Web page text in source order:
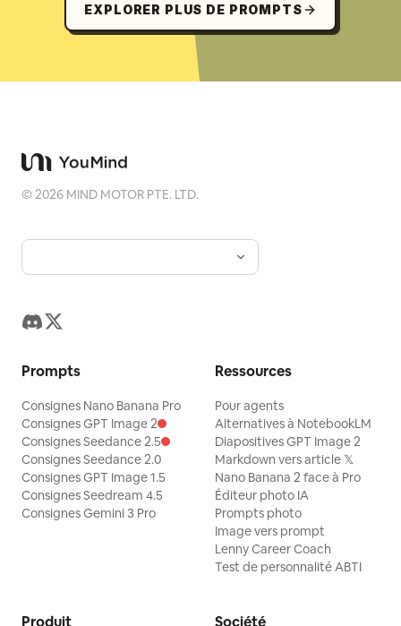
EXPLORER PLUS DE PROMPTS
©2026 MIND MOTOR PTE. LTD.
Prompts
Consignes Nano Banana Pro
Consignes GPT Image 2
Consignes Seedance 2.5
Consignes Seedance 2.0
Consignes GPT Image 1.5
Consignes Seedream 4.5
Consignes Gemini 3 Pro
Ressources
Pour agents
Alternatives à NotebookLM
Diapositives GPT Image 2
Markdown vers article 𝕏
Nano Banana 2 face à Pro
Éditeur photo IA
Prompts photo
Image vers prompt
Lenny Career Coach
Test de personnalité ABTI
Produit Société